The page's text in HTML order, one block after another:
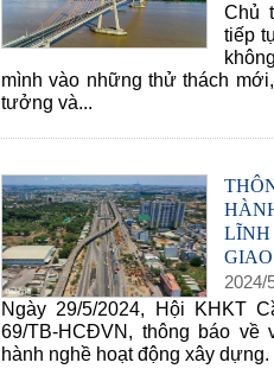
Chủ
tiếp
mình vào những thử thách
tưởng và...
2024/
Ngày 29/5/2024, Hội KHKT
69/TB-HCĐVN, thông báo
hành nghề hoạt động xây